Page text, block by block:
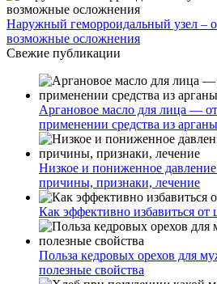
Наружный геморроидальный узел –
возможные осложнения
Свежие публикации
Аргановое масло для лица —
применении средства из арганы
Низкое и пониженное
причины, признаки, лечение
Как эффективно избавиться от
Польза кедровых орехов для
полезные свойства